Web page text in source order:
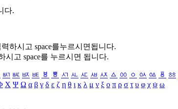
다.
하시고 space를누르시면됩니다.
시고 space를 누르시면 됩니다.
ㅴ ㅵ ㅶ ㅷ ㅸ ㅹ ㅺ ㅻ ㅼ ㅽ ㅾ ㅿ ㆀ ㆁ ㆂ ㆃ ㆄ ㆅ
Χ Ψ Ω α β γ δ ε ζ η θ ι κ λ μ ν ξ ο π ρ σ τ υ φ χ ψ ω